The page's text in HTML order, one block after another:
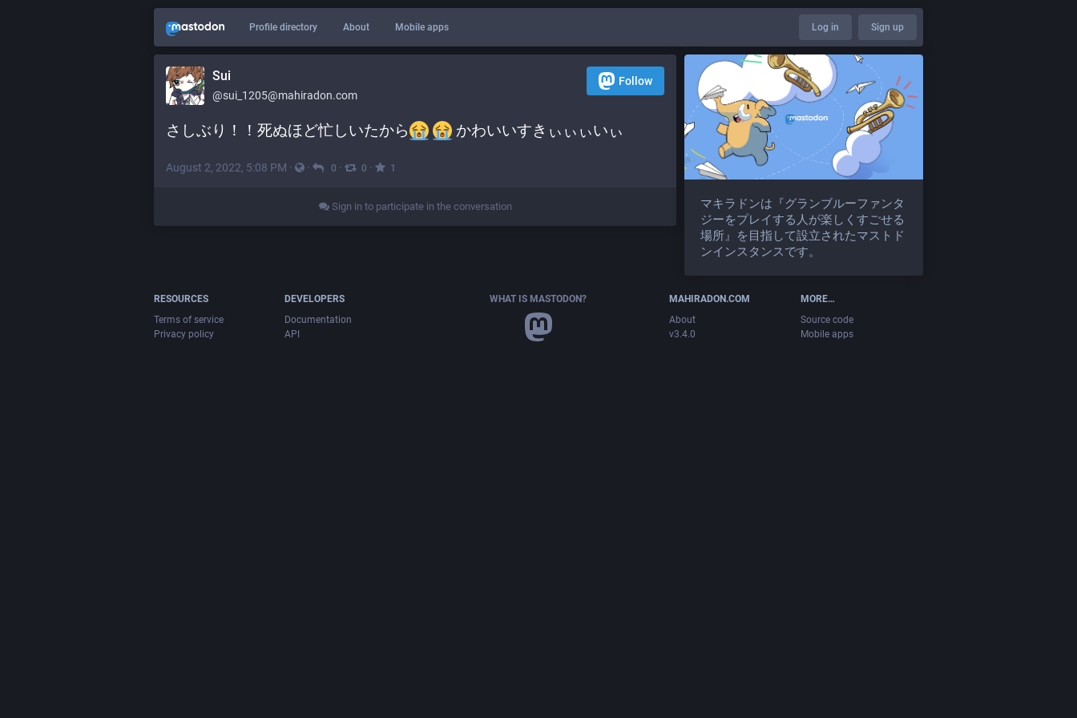
Profile directory About Mobile apps Log in Sign up
Sui
@sui_1205@mahiradon.com
Follow
さしぶり！！死ぬほど忙しいたから かわいいすきぃぃぃいぃ
August 2, 2022, 5:08 PM · · 0 · 0 · 1
Sign in to participate in the conversation
マキラドンは『グランブルーファンタ
ジーをプレイする人が楽しくすごせる
場所』を目指して設立されたマストド
ンインスタンスです。
RESOURCES
Terms of service
Privacy policy
DEVELOPERS
Documentation
API
WHAT IS MASTODON?
MAHIRADON.COM
About
v3.4.0
MORE…
Source code
Mobile apps